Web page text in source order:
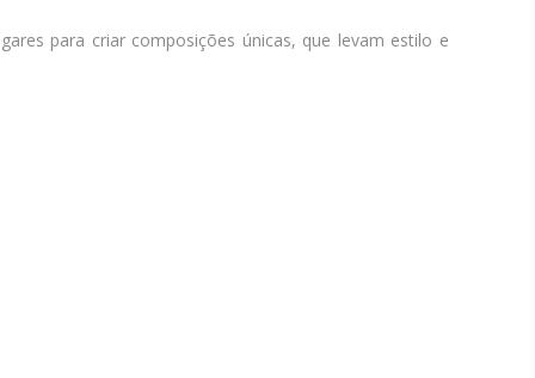
para criar composições únicas, que levam estilo e